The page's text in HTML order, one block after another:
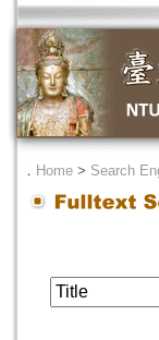
． Home > Search